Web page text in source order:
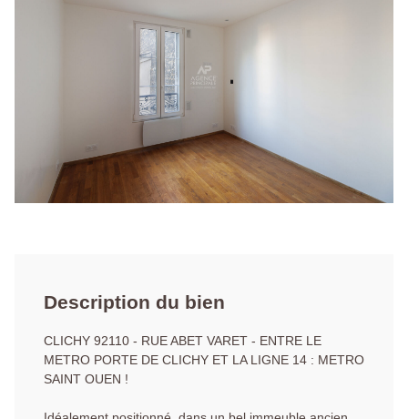
Description du bien
CLICHY 92110 - RUE ABET VARET - ENTRE LE
METRO PORTE DE CLICHY ET LA LIGNE 14 : METRO
SAINT OUEN !